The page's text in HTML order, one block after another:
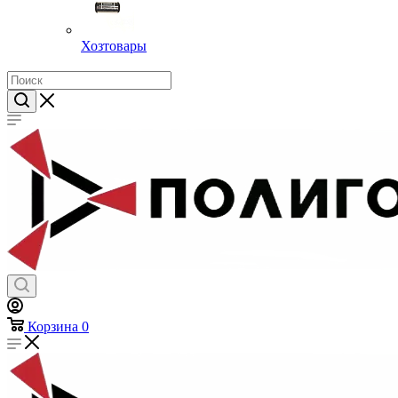
Хозтовары
Корзина 0